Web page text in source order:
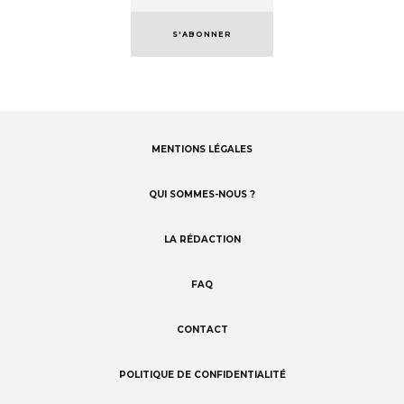
S'ABONNER
MENTIONS LÉGALES
QUI SOMMES-NOUS ?
LA RÉDACTION
FAQ
CONTACT
POLITIQUE DE CONFIDENTIALITÉ